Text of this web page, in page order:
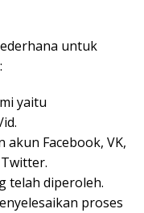
untuk
yaitu
Facebook, VK,
telah diperoleh.
proses